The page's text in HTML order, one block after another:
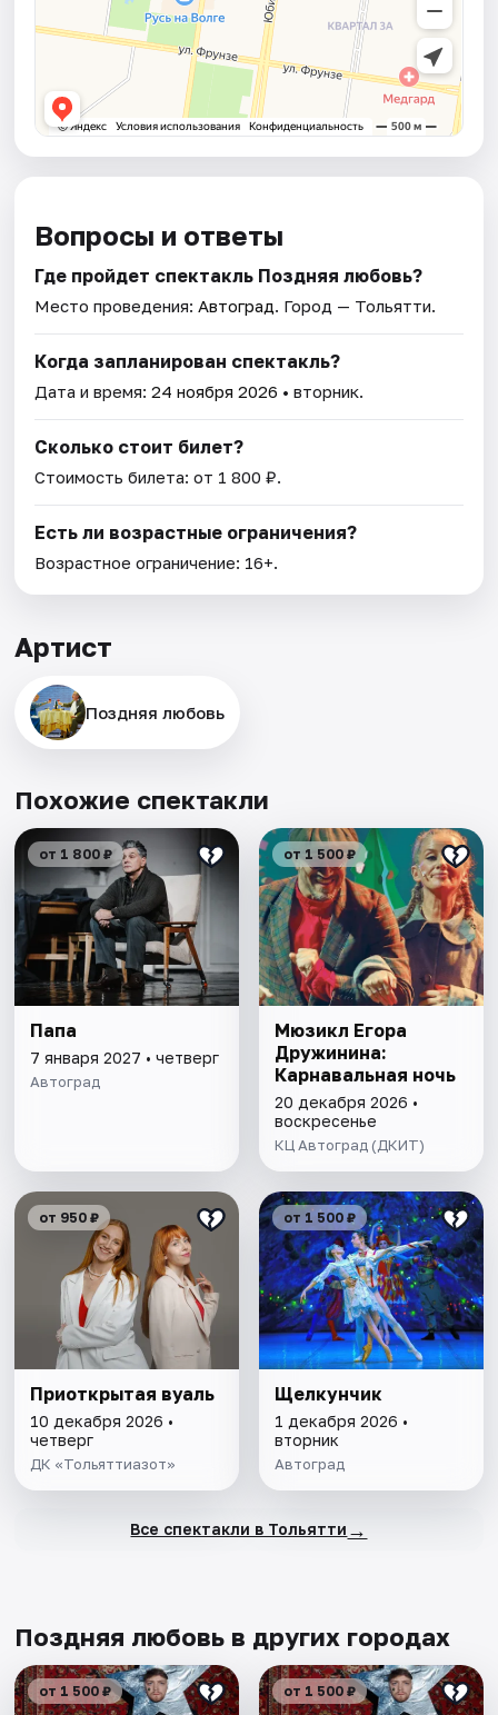
Вопросы и ответы
Где пройдет спектакль Поздняя любовь?
Место проведения:Автоград. Город — Тольятти.
Когда запланирован спектакль?
Дата и время:24 ноября 2026 • вторник.
Сколько стоит билет?
Стоимость билета: от 1 800 ₽.
Есть ли возрастные ограничения?
Возрастное ограничение: 16+.
Артист
Поздняя любовь
Похожие спектакли
от 1 800 ₽
Папа
7 января 2027 • четверг
Автоград
от 1 500 ₽
Мюзикл Егора
Дружинина:
Карнавальная ночь
20 декабря 2026 •
воскресенье
КЦ Автоград (ДКИТ)
от 950 ₽
Приоткрытая вуаль
10 декабря 2026 •
четверг
ДК «Тольяттиазот»
от 1 500 ₽
Щелкунчик
1 декабря 2026 •
вторник
Автоград
Все спектакли в Тольятти →
Поздняя любовь в других городах
от 1 500 ₽ от 1 500 ₽